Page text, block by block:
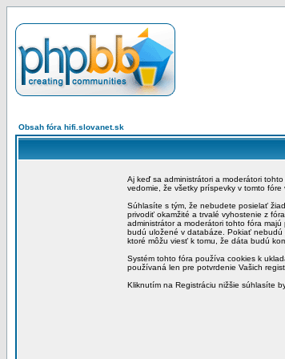
Obsah fóra hifi.slovanet.sk
Aj keď sa administrátori a moderátori
vedomie, že všetky príspevky v tomto
Súhlasíte s tým, že nebudete posielať
privodiť okamžité a trvalé vyhostenie z
administrátor a moderátori tohto fóra
budú uložené v databáze. Pokiať nebudú
ktoré môžu viesť k tomu, že dáta budú
Systém tohto fóra používa cookies k
používaná len pre potvrdenie Vašich
Kliknutím na Registráciu nižšie súhlasíte